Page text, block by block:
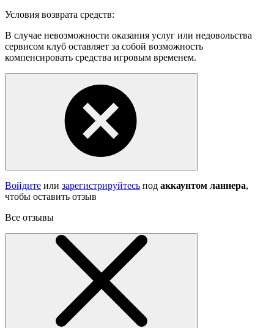
Условия возврата средств:
В случае невозможности оказания услуг или недовольства
сервисом клуб оставляет за собой возможность
компенсировать средства игровым временем.
Войдите или зарегистрируйтесь под аккаунтом ланнера,
чтобы оставить отзыв
Все отзывы